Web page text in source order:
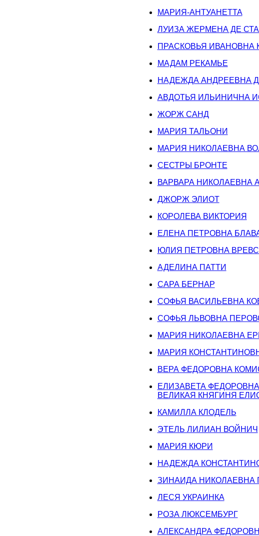
МАРИЯ-АНТУАНЕТТА
ЛУИЗА ЖЕРМЕНА ДЕ
ПРАСКОВЬЯ ИВАНОВНА
МАДАМ РЕКАМЬЕ
НАДЕЖДА АНДРЕЕВНА
АВДОТЬЯ ИЛЬИНИЧНА
ЖОРЖ САНД
МАРИЯ ТАЛЬОНИ
МАРИЯ НИКОЛАЕВНА
СЕСТРЫ БРОНТЕ
ВАРВАРА НИКОЛАЕВНА
ДЖОРЖ ЭЛИОТ
КОРОЛЕВА ВИКТОРИЯ
ЕЛЕНА ПЕТРОВНА
ЮЛИЯ ПЕТРОВНА
АДЕЛИНА ПАТТИ
САРА БЕРНАР
СОФЬЯ ВАСИЛЬЕВНА
СОФЬЯ ЛЬВОВНА
МАРИЯ НИКОЛАЕВНА
МАРИЯ
ВЕРА ФЕДОРОВНА
ЕЛИЗАВЕТА
ВЕЛИКАЯ КНЯГИНЯ
КАМИЛЛА КЛОДЕЛЬ
ЭТЕЛЬ ЛИЛИАН ВОЙНИЧ
МАРИЯ КЮРИ
НАДЕЖДА
ЗИНАИДА НИКОЛАЕВНА
ЛЕСЯ УКРАИНКА
РОЗА ЛЮКСЕМБУРГ
АЛЕКСАНДРА